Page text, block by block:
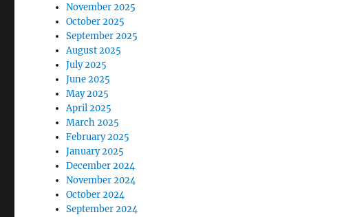
November 2025
October 2025
September 2025
August 2025
July 2025
June 2025
May 2025
April 2025
March 2025
February 2025
January 2025
December 2024
November 2024
October 2024
September 2024